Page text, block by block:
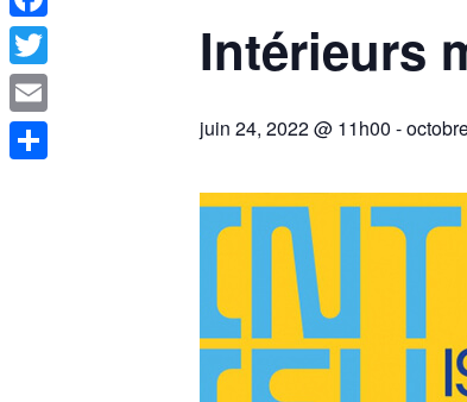
Intérieurs
juin 24, 2022 @ 11h00 -
Facebook
Twitter
Email